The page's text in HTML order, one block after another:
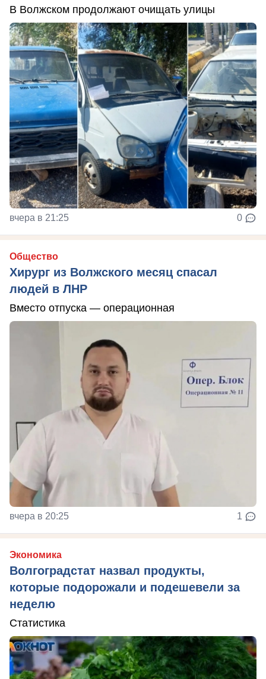
В Волжском продолжают очищать улицы
вчера в 21:25 0
Общество
Хирург из Волжского месяц спасал
людей в ЛНР
Вместо отпуска — операционная
вчера в 20:25 1
Экономика
Волгоградстат назвал продукты,
которые подорожали и подешевели за
неделю
Статистика